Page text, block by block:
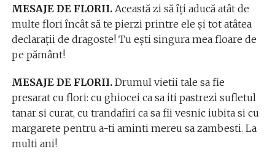
MESAJE DE FLORII.Această zi să îţi aducă atât de
multe flori încât să te pierzi printre ele şi tot atâtea
declaraţii de dragoste! Tu eşti singura mea floare de
pe pământ!
MESAJE DE FLORII.Drumul vietii tale sa fie
presarat cu flori: cu ghiocei ca sa iti pastrezi sufletul
tanar si curat, cu trandafiri ca sa fii vesnic iubita si cu
margarete pentru a-ti aminti mereu sa zambesti. La
multi ani!